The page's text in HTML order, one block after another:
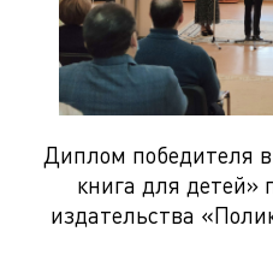
Диплом победителя
книга для детей»
издательства